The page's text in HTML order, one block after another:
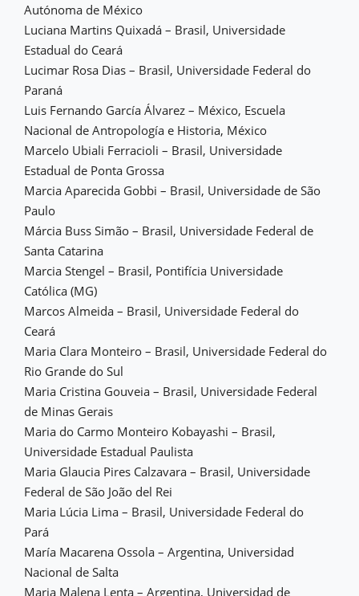
Autónoma de México
Luciana Martins Quixadá – Brasil, Universidade
Estadual do Ceará
Lucimar Rosa Dias – Brasil, Universidade Federal do
Paraná
Luis Fernando García Álvarez – México, Escuela
Nacional de Antropología e Historia, México
Marcelo Ubiali Ferracioli – Brasil, Universidade
Estadual de Ponta Grossa
Marcia Aparecida Gobbi – Brasil, Universidade de São
Paulo
Márcia Buss Simão – Brasil, Universidade Federal de
Santa Catarina
Marcia Stengel – Brasil, Pontifícia Universidade
Católica (MG)
Marcos Almeida – Brasil, Universidade Federal do
Ceará
Maria Clara Monteiro – Brasil, Universidade Federal do
Rio Grande do Sul
Maria Cristina Gouveia – Brasil, Universidade Federal
de Minas Gerais
Maria do Carmo Monteiro Kobayashi – Brasil,
Universidade Estadual Paulista
Maria Glaucia Pires Calzavara – Brasil, Universidade
Federal de São João del Rei
Maria Lúcia Lima – Brasil, Universidade Federal do
Pará
María Macarena Ossola – Argentina, Universidad
Nacional de Salta
Maria Malena Lenta – Argentina, Universidad de